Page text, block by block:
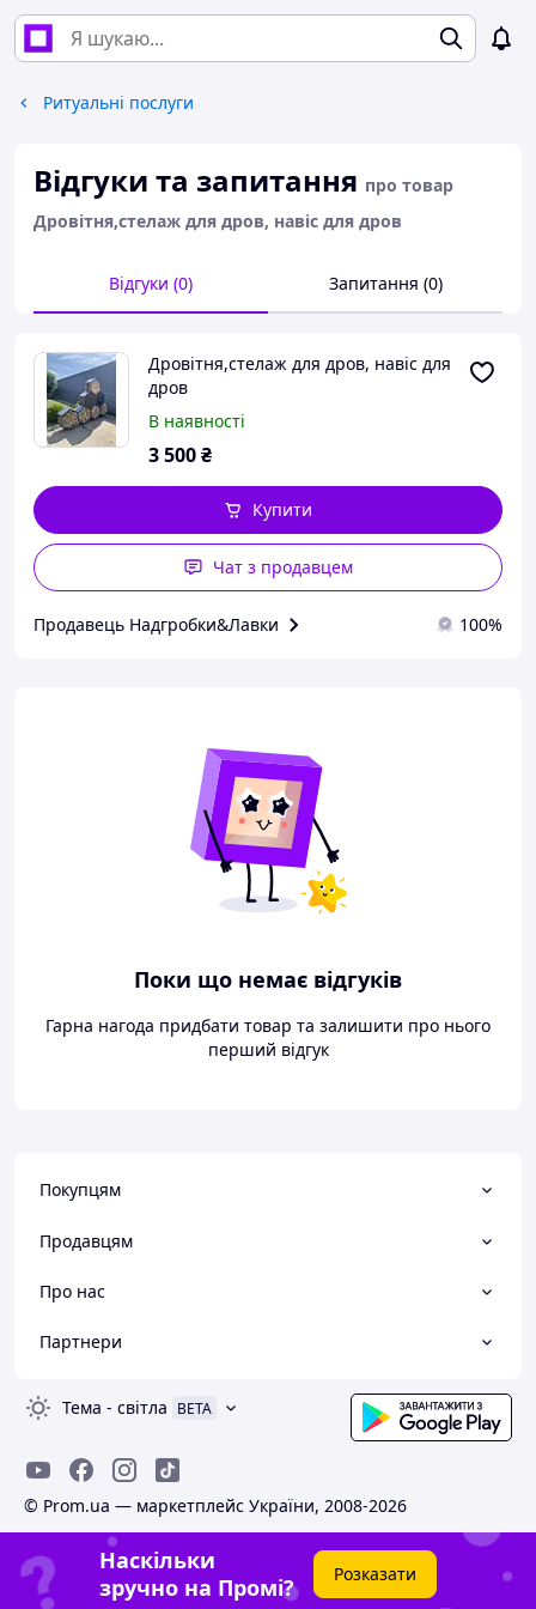
Ритуальні послуги
Відгуки та запитання про товар
Дровітня,стелаж для дров, навіс для дров
Відгуки (0) Запитання (0)
Поки що немає відгуків
Гарна нагода придбати товар та залишити про нього
перший відгук
Дровітня,стелаж для дров, навіс для
дров
В наявності
3 500₴
Купити
Чат з продавцем
Продавець Надгробки&Лавки 100%
Покупцям
Продавцям
Про нас
Партнери
Тема - світла BETA
© Prom.ua — маркетплейс України, 2008-2026
Наскільки
зручно на Промі?
Розказати